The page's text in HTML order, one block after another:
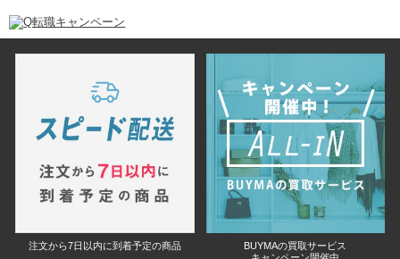
注文から7日以内に到着予定の商品
BUYMAの買取サービス